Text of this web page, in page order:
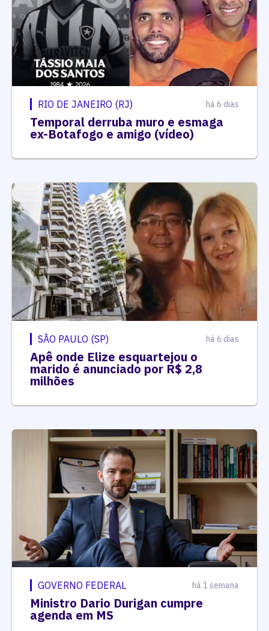
RIO DE JANEIRO (RJ) há 6 dias
Temporal derruba muro e esmaga
ex-Botafogo e amigo (vídeo)
SÃO PAULO (SP) há 6 dias
Apê onde Elize esquartejou o
marido é anunciado por R$ 2,8
milhões
GOVERNO FEDERAL há 1 semana
Ministro Dario Durigan cumpre
agenda em MS